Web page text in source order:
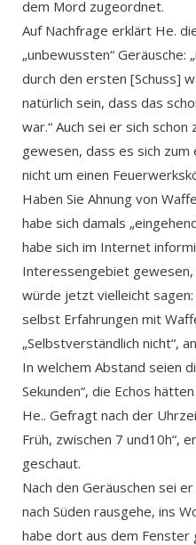
dem Mord zugeordnet.
Auf Nachfrage erklärt He.
„unbewussten“ Geräusche:
durch den ersten [Schuss]
natürlich sein, dass das
war.“ Auch sei er sich
gewesen, dass es sich zum
nicht um einen
Haben Sie Ahnung von
habe sich damals
habe sich im Internet
Interessengebiet gewesen,
würde jetzt vielleicht sagen:
selbst Erfahrungen mit
„Selbstverständlich nicht“,
In welchem Abstand seien
Sekunden“, die Echos
He.. Gefragt nach der
Früh, zwischen 7 und10h“,
geschaut.
Nach den Geräuschen sei
nach Süden rausgehe, ins
habe dort aus dem Fenster